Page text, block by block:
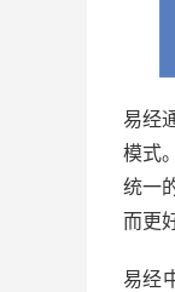
易经
模式
统一
而更
易经